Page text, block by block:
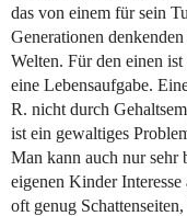
das von einem für sein
Generationen
Welten. Für den einen ist
eine Lebensaufgabe.
R. nicht durch
ist ein gewaltiges
Man kann auch nur sehr
eigenen Kinder
oft genug